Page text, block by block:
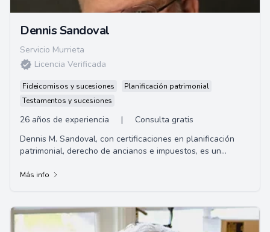
Dennis Sandoval
Servicio Murrieta
Licencia Verificada
Fideicomisos y sucesiones
Planificación patrimonial
Testamentos y sucesiones
26 años de experiencia |
Consulta gratis
Dennis M. Sandoval, con certificaciones en planificación
patrimonial, derecho de ancianos e impuestos, es un
Más info